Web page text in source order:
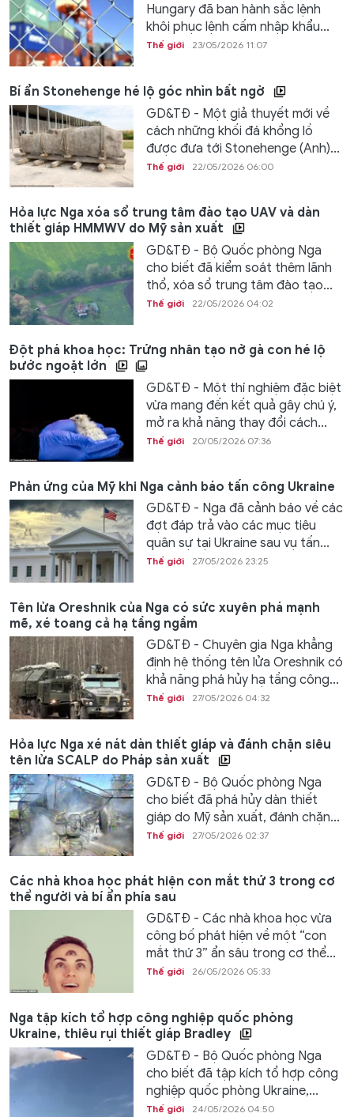
Hungary đã ban hành sắc lệnh
khôi phục lệnh cấm nhập khẩu...
Thế giới 23/05/2026 11:07
Bí ẩn Stonehenge hé lộ góc nhìn bất ngờ
GD&TĐ - Một giả thuyết mới về
cách những khối đá khổng lồ
được đưa tới Stonehenge (Anh)...
Thế giới 22/05/2026 06:00
Hỏa lực Nga xóa sổ trung tâm đào tạo UAV và dàn
thiết giáp HMMWV do Mỹ sản xuất
GD&TĐ - Bộ Quốc phòng Nga
cho biết đã kiểm soát thêm lãnh
thổ, xóa sổ trung tâm đào tạo...
Thế giới 22/05/2026 04:02
Đột phá khoa học: Trứng nhân tạo nở gà con hé lộ
bước ngoặt lớn
GD&TĐ - Một thí nghiệm đặc biệt
vừa mang đến kết quả gây chú ý,
mở ra khả năng thay đổi cách...
Thế giới 20/05/2026 07:36
Phản ứng của Mỹ khi Nga cảnh báo tấn công Ukraine
GD&TĐ - Nga đã cảnh báo về các
đợt đáp trả vào các mục tiêu
quân sự tại Ukraine sau vụ tấn...
Thế giới 27/05/2026 23:25
Tên lửa Oreshnik của Nga có sức xuyên phá mạnh
mẽ, xé toang cả hạ tầng ngầm
GD&TĐ - Chuyên gia Nga khẳng
định hệ thống tên lửa Oreshnik có
khả năng phá hủy hạ tầng công...
Thế giới 27/05/2026 04:32
Hỏa lực Nga xé nát dàn thiết giáp và đánh chặn siêu
tên lửa SCALP do Pháp sản xuất
GD&TĐ - Bộ Quốc phòng Nga
cho biết đã phá hủy dàn thiết
giáp do Mỹ sản xuất, đánh chặn...
Thế giới 27/05/2026 02:37
Các nhà khoa học phát hiện con mắt thứ 3 trong cơ
thể người và bí ẩn phía sau
GD&TĐ - Các nhà khoa học vừa
công bố phát hiện về một “con
mắt thứ 3” ẩn sâu trong cơ thể...
Thế giới 26/05/2026 05:33
Nga tập kích tổ hợp công nghiệp quốc phòng
Ukraine, thiêu rụi thiết giáp Bradley
GD&TĐ - Bộ Quốc phòng Nga
cho biết đã tập kích tổ hợp công
nghiệp quốc phòng Ukraine,...
Thế giới 24/05/2026 04:50